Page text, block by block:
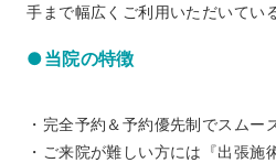
手まで幅広くご利用いただいてい
●当院の特徴
・完全予約＆予約優先制でスムー
・ご来院が難しい方には『出張施